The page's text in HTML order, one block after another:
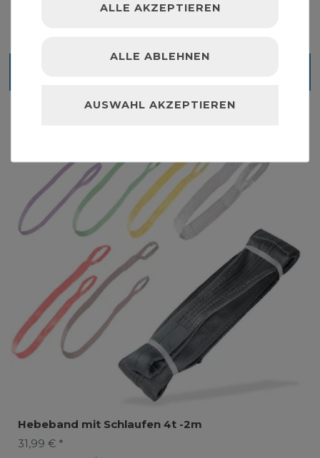
Hebeband mit Schlaufen 4t -2m
31,99 € *
ALLE AKZEPTIEREN
ALLE ABLEHNEN
AUSWAHL AKZEPTIEREN